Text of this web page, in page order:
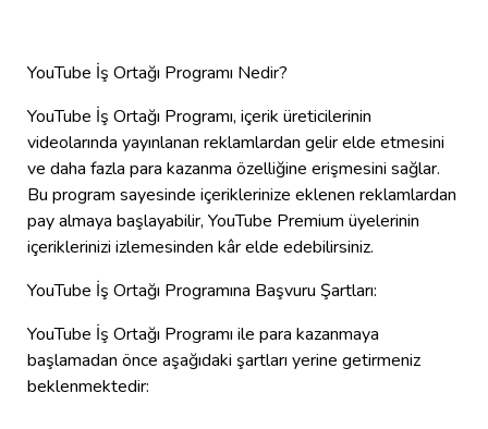
YouTube İş Ortağı Programı Nedir?
YouTube İş Ortağı Programı, içerik üreticilerinin
videolarında yayınlanan reklamlardan gelir elde etmesini
ve daha fazla para kazanma özelliğine erişmesini sağlar.
Bu program sayesinde içeriklerinize eklenen reklamlardan
pay almaya başlayabilir, YouTube Premium üyelerinin
içeriklerinizi izlemesinden kâr elde edebilirsiniz.
YouTube İş Ortağı Programına Başvuru Şartları:
YouTube İş Ortağı Programı ile para kazanmaya
başlamadan önce aşağıdaki şartları yerine getirmeniz
beklenmektedir: